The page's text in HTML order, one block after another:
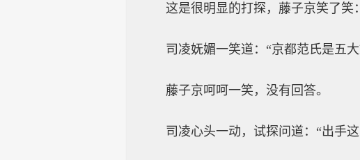
这是很明显的打探，藤子京笑了笑
司凌妩媚一笑道：“京都范氏是五
藤子京呵呵一笑，没有回答。
司凌心头一动，试探问道：“出手